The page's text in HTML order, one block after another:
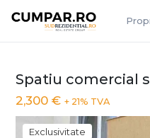
Spatiu comercial
2,300 € + 21% TVA
Exclusivitate